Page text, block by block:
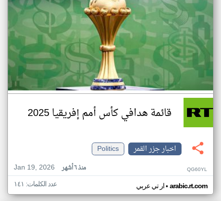
قائمة هدافي كأس أمم إفريقيا 2025
اخبار جزر القمر
Politics
Jan 19, 2026
منذ ٦ أشهر QG60YL
ار تي عربي• arabic.rt.com عدد الكلمات: ١٤١